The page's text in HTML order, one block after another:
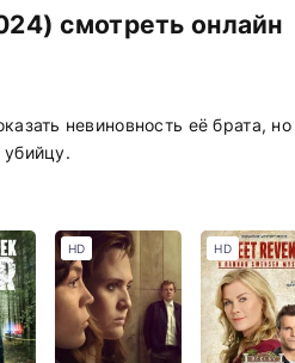
смотреть онлайн
невиновность её брата, но
HD HD